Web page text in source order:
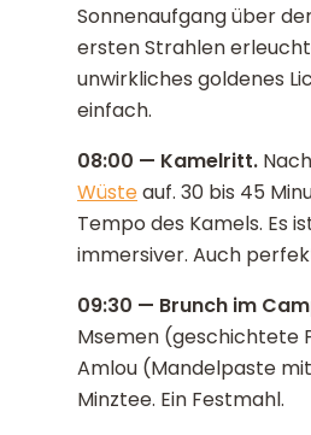
Sonnenaufgang über
ersten Strahlen
unwirkliches goldenes
einfach.
08:00 — Kamelritt.
Wüsteauf. 30 bis 45
Tempo des Kamels. Es
immersiver. Auch
09:30 — Brunch im
Msemen (geschichtete
Amlou (Mandelpaste
Minztee. Ein Festmahl.